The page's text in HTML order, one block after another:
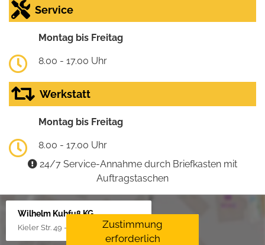
Service
Montag bis Freitag
8.00 - 17.00 Uhr
Werkstatt
Montag bis Freitag
8.00 - 17.00 Uhr
24/7 Service-Annahme durch Briefkasten mit
Auftragstaschen
Wilhelm Kuhfuß KG
Kieler Str. 49 - 51, 25451 Quickborn
Zustimmung
erforderlich